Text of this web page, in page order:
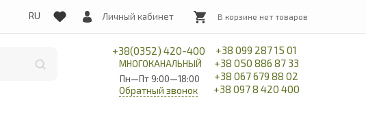
Личный кабинет
+38(0352) 420-400
МНОГОКАНАЛЬНЫЙ
Пн—Пт 9:00—18:00
+38 099 287 15 01
+38 050 886 87 33
+38 067 679 88 02
+38 097 8 420 400
Обратный звонок